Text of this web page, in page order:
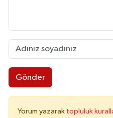
Gönder
Yorum yazarak topluluk